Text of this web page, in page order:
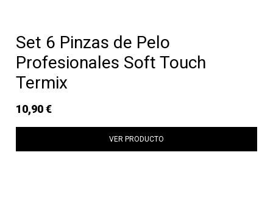
Set 6 Pinzas de Pelo
Profesionales Soft Touch
Termix
10,90 €
VER PRODUCTO